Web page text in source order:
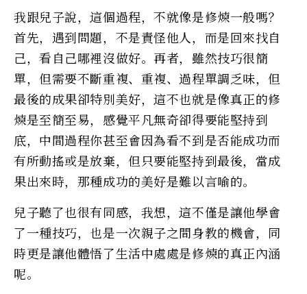
我跟兒子說，這個過程，不就像是修煉一般嗎？
首先，遇到問題，不是責怪他人，而是回來找自
己，看自己哪裡沒做好。再者，雖然技巧很簡
單，但需要不斷重複、重複、過程單調乏味，但
最後的成果卻特別美好，這不也就是像真正的修
煉是至簡至易，感覺平凡無奇卻得要能堅持到
底，中間過程你甚至會因為看不到是否能成功而
有所動搖或是放棄，但只要能堅持到最後，當成
果出來時，那種成功的美好是難以言喻的。
兒子聽了也很有同感，我想，這不僅是讓他學會
了一種技巧，也是一次親子之間身教的機會，同
時更是讓他體悟了生活中處處是修煉的真正內涵
呢。